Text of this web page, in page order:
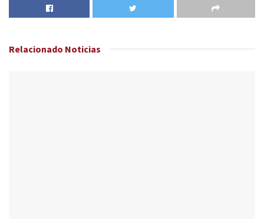
Relacionado Noticias